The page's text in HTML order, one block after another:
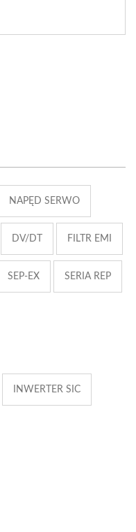
NAPĘD SERWO
DV/DT FILTR EMI
SEP-EX SERIA REP
INWERTER SIC